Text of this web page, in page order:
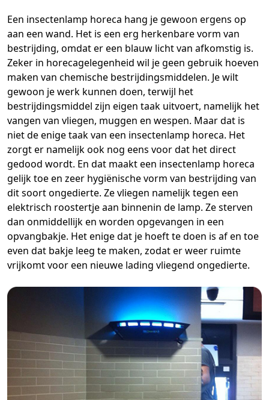
Een insectenlamp horeca hang je gewoon ergens op
aan een wand. Het is een erg herkenbare vorm van
bestrijding, omdat er een blauw licht van afkomstig is.
Zeker in horecagelegenheid wil je geen gebruik hoeven
maken van chemische bestrijdingsmiddelen. Je wilt
gewoon je werk kunnen doen, terwijl het
bestrijdingsmiddel zijn eigen taak uitvoert, namelijk het
vangen van vliegen, muggen en wespen. Maar dat is
niet de enige taak van een insectenlamp horeca. Het
zorgt er namelijk ook nog eens voor dat het direct
gedood wordt. En dat maakt een insectenlamp horeca
gelijk toe en zeer hygiënische vorm van bestrijding van
dit soort ongedierte. Ze vliegen namelijk tegen een
elektrisch roostertje aan binnenin de lamp. Ze sterven
dan onmiddellijk en worden opgevangen in een
opvangbakje. Het enige dat je hoeft te doen is af en toe
even dat bakje leeg te maken, zodat er weer ruimte
vrijkomt voor een nieuwe lading vliegend ongedierte.